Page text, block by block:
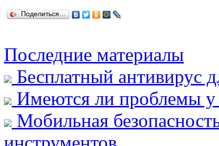
Поделиться…
Последние материалы
Бесплатный антивирус
Имеются ли проблемы у
Мобильная